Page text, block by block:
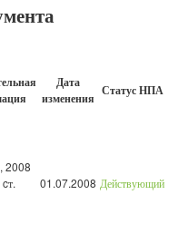
Дата
изменения Статус НПА
2008
01.07.2008 Действующий